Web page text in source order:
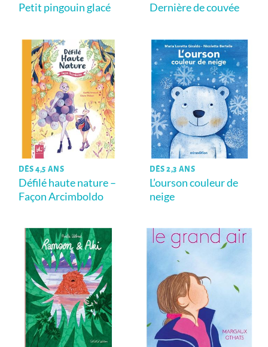
Petit pingouin glacé Dernière de couvée
DÈS 4,5 ANS
Défilé haute nature –
Façon Arcimboldo
DÈS 2,3 ANS
L’ourson couleur de
neige